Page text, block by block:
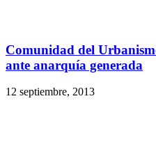
Comunidad del
ante anarquía generada
12 septiembre, 2013